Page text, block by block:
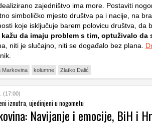
zajedništvo ima more. Postaviti
simboličko mjesto društva pa i nacije, na
koje isključuje barem polovicu društva, da
da imaju problem s tim, optuživalo da
niti je slučajno, niti se događalo bez plana.
Markovina kolumne Zlatko Dalić
(17:00)
iznutra, ujedinjeni u nogometu
Navijanje i emocije, BiH i